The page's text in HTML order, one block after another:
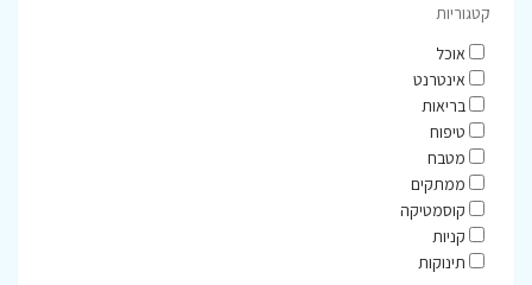
קטגוריות
אוכל
אינטרנט
בריאות
טיפוח
מטבח
ממתקים
קוסמטיקה
קניות
תינוקות